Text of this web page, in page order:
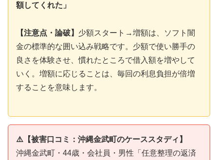
額してくれた」
【注意点・論破】 少額スタート→増額は、ソフト闇
金の標準的な囲い込み戦略です。少額で使い勝手の
良さを体験させ、慣れたところで借入額を増やして
いく。増額に応じることは、毎回の利息負担が倍増
することを意味します。
⚠️【被害口コミ：沖縄金武町のケーススタディ】
沖縄金武町・44歳・会社員・男性「任意整理の返済